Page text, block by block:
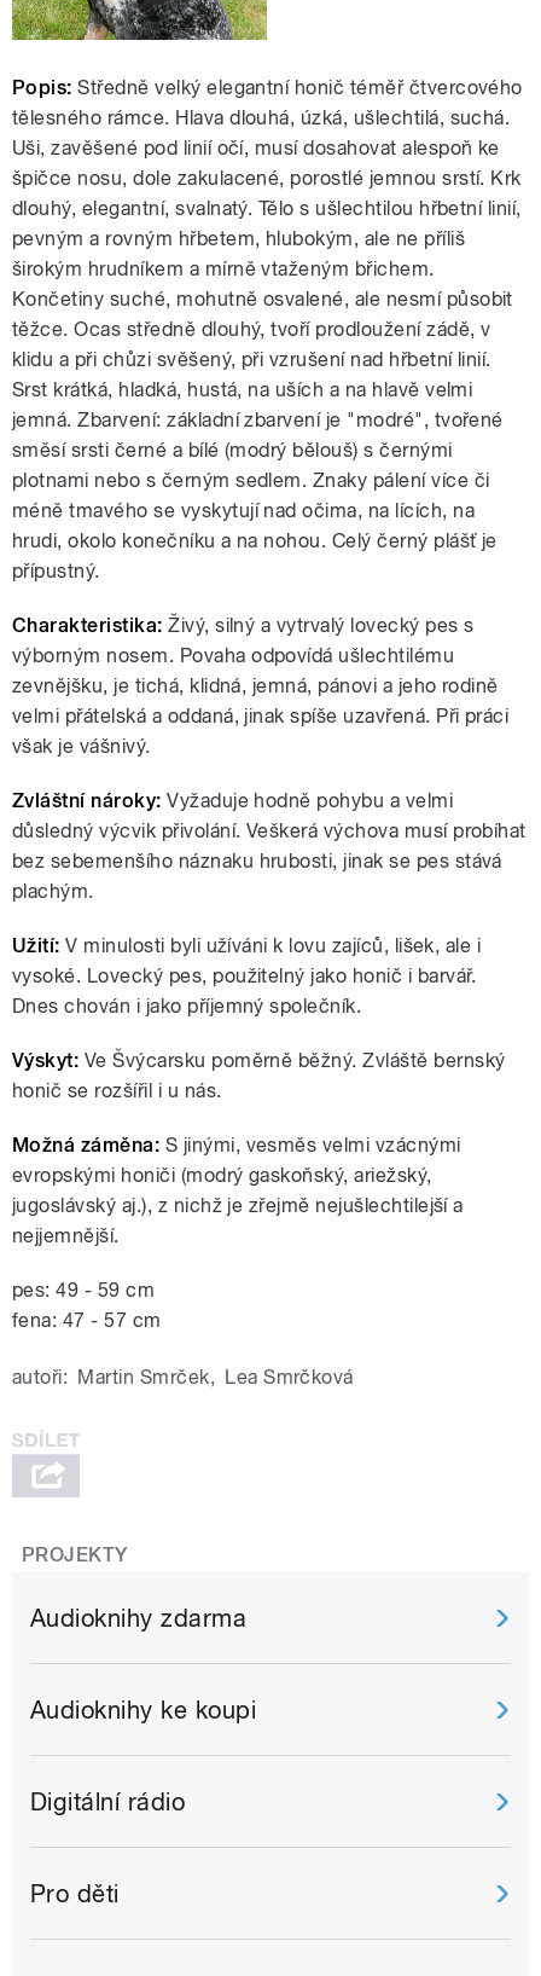
Popis: Středně velký elegantní honič téměř čtvercového
tělesného rámce. Hlava dlouhá, úzká, ušlechtilá, suchá.
Uši, zavěšené pod linií očí, musí dosahovat alespoň ke
špičce nosu, dole zakulacené, porostlé jemnou srstí. Krk
dlouhý, elegantní, svalnatý. Tělo s ušlechtilou hřbetní linií,
pevným a rovným hřbetem, hlubokým, ale ne příliš
širokým hrudníkem a mírně vtaženým břichem.
Končetiny suché, mohutně osvalené, ale nesmí působit
těžce. Ocas středně dlouhý, tvoří prodloužení zádě, v
klidu a při chůzi svěšený, při vzrušení nad hřbetní linií.
Srst krátká, hladká, hustá, na uších a na hlavě velmi
jemná. Zbarvení: základní zbarvení je "modré", tvořené
směsí srsti černé a bílé (modrý bělouš) s černými
plotnami nebo s černým sedlem. Znaky pálení více či
méně tmavého se vyskytují nad očima, na lících, na
hrudi, okolo konečníku a na nohou. Celý černý plášť je
přípustný.
Charakteristika: Živý, silný a vytrvalý lovecký pes s
výborným nosem. Povaha odpovídá ušlechtilému
zevnějšku, je tichá, klidná, jemná, pánovi a jeho rodině
velmi přátelská a oddaná, jinak spíše uzavřená. Při práci
však je vášnivý.
Zvláštní nároky: Vyžaduje hodně pohybu a velmi
důsledný výcvik přivolání. Veškerá výchova musí probíhat
bez sebemenšího náznaku hrubosti, jinak se pes stává
plachým.
Užití: V minulosti byli užíváni k lovu zajíců, lišek, ale i
vysoké. Lovecký pes, použitelný jako honič i barvář.
Dnes chován i jako příjemný společník.
Výskyt: Ve Švýcarsku poměrně běžný. Zvláště bernský
honič se rozšířil i u nás.
Možná záměna: S jinými, vesměs velmi vzácnými
evropskými honiči (modrý gaskoňský, ariežský,
jugoslávský aj.), z nichž je zřejmě nejušlechtilejší a
nejjemnější.
pes: 49 - 59 cm
fena: 47 - 57 cm
autoři: Martin Smrček, Lea Smrčková
PROJEKTY
Audioknihy zdarma
Audioknihy ke koupi
Digitální rádio
Pro děti